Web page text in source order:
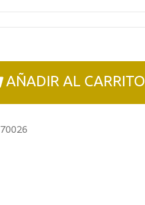
AÑADIR AL CARRITO
70026